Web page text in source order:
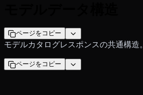
ページをコピー
モデルカタログレスポンスの共通構造。
ページをコピー